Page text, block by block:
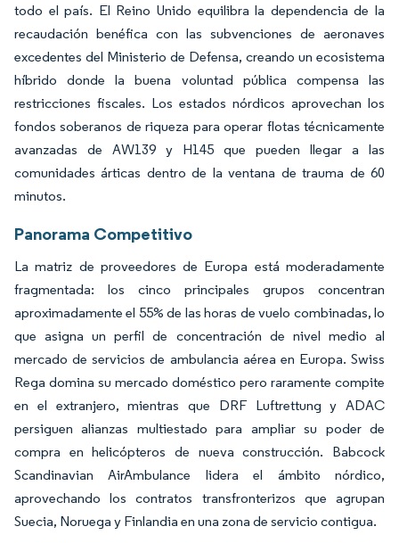
todo el país. El Reino Unido equilibra la dependencia de la
recaudación benéfica con las subvenciones de aeronaves
excedentes del Ministerio de Defensa, creando un ecosistema
híbrido donde la buena voluntad pública compensa las
restricciones fiscales. Los estados nórdicos aprovechan los
fondos soberanos de riqueza para operar flotas técnicamente
avanzadas de AW139 y H145 que pueden llegar a las
comunidades árticas dentro de la ventana de trauma de 60
minutos.
Panorama Competitivo
La matriz de proveedores de Europa está moderadamente
fragmentada: los cinco principales grupos concentran
aproximadamente el 55% de las horas de vuelo combinadas, lo
que asigna un perfil de concentración de nivel medio al
mercado de servicios de ambulancia aérea en Europa. Swiss
Rega domina su mercado doméstico pero raramente compite
en el extranjero, mientras que DRF Luftrettung y ADAC
persiguen alianzas multiestado para ampliar su poder de
compra en helicópteros de nueva construcción. Babcock
Scandinavian AirAmbulance lidera el ámbito nórdico,
aprovechando los contratos transfronterizos que agrupan
Suecia, Noruega y Finlandia en una zona de servicio contigua.